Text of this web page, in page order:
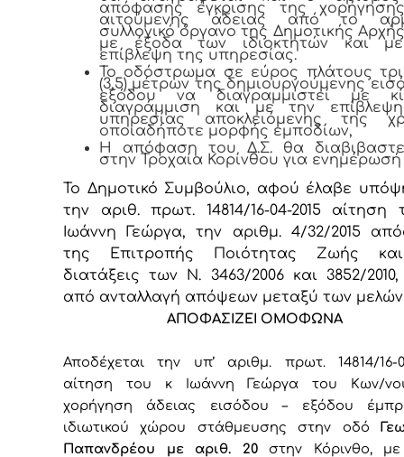
απόφασης έγκρισης της
αιτούμενης άδειας από το
συλλογικό όργανο της Δημοτικής Αρχής
με έξοδα των ιδιοκτητών και
επίβλεψη της υπηρεσίας.
Το οδόστρωμα σε εύρος πλάτους
(3,5) μέτρων της δημιουργούμενης
εξόδου να διαγραμμιστεί με
διαγράμμιση και με την
υπηρεσίας αποκλειόμενης της
οποιαδήποτε μορφής εμποδίων,
Η απόφαση του Δ.Σ. θα
στην Τροχαία Κορίνθου για ενημέρωσή
Το Δημοτικό Συμβούλιο, αφού έλαβε
την αριθ. πρωτ. 14814/16-04-2015 αίτηση
Ιωάννη Γεώργα, την αριθμ. 4/32/2015
της Επιτροπής Ποιότητας Ζωής
διατάξεις των Ν. 3463/2006 και 3852/
από ανταλλαγή απόψεων μεταξύ των
ΑΠΟΦΑΣΙΖΕΙ ΟΜΟΦΩΝΑ
Αποδέχεται την υπ’ αριθμ. πρωτ. 14814/16-
αίτηση του κ Ιωάννη Γεώργα του Κων/
χορήγηση άδειας εισόδου – εξόδου
ιδιωτικού χώρου στάθμευσης στην οδό
Παπανδρέου με αριθ. 20 στην Κόρινθο, με